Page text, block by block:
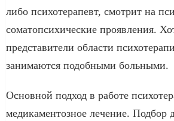
либо психотерапевт, смотрит на
соматопсихические проявления.
представители области
занимаются подобными больными.
Основной подход в работе
медикаментозное лечение. Подбор